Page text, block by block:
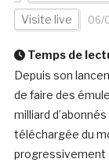
Visite live 06/
Temps de
Depuis son
de faire des
milliard
téléchargée du
progressivement